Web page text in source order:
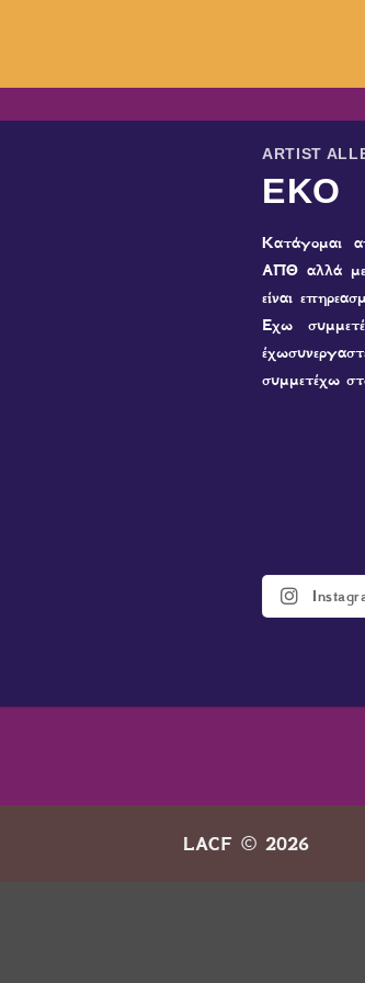
ARTIST
ΕΚΟ
Κατάγομαι
ΑΠΘ αλλά
είναι
Έχω
συμμετέχω
LACF © 2026